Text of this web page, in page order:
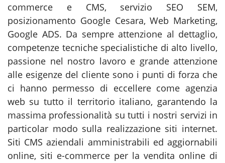
commerce e CMS, servizio SEO SEM,
posizionamento Google Cesara, Web Marketing,
Google ADS. Da sempre attenzione al dettaglio,
competenze tecniche specialistiche di alto livello,
passione nel nostro lavoro e grande attenzione
alle esigenze del cliente sono i punti di forza che
ci hanno permesso di eccellere come agenzia
web su tutto il territorio italiano, garantendo la
massima professionalità su tutti i nostri servizi in
particolar modo sulla realizzazione siti internet.
Siti CMS aziendali amministrabili ed aggiornabili
online, siti e-commerce per la vendita online di